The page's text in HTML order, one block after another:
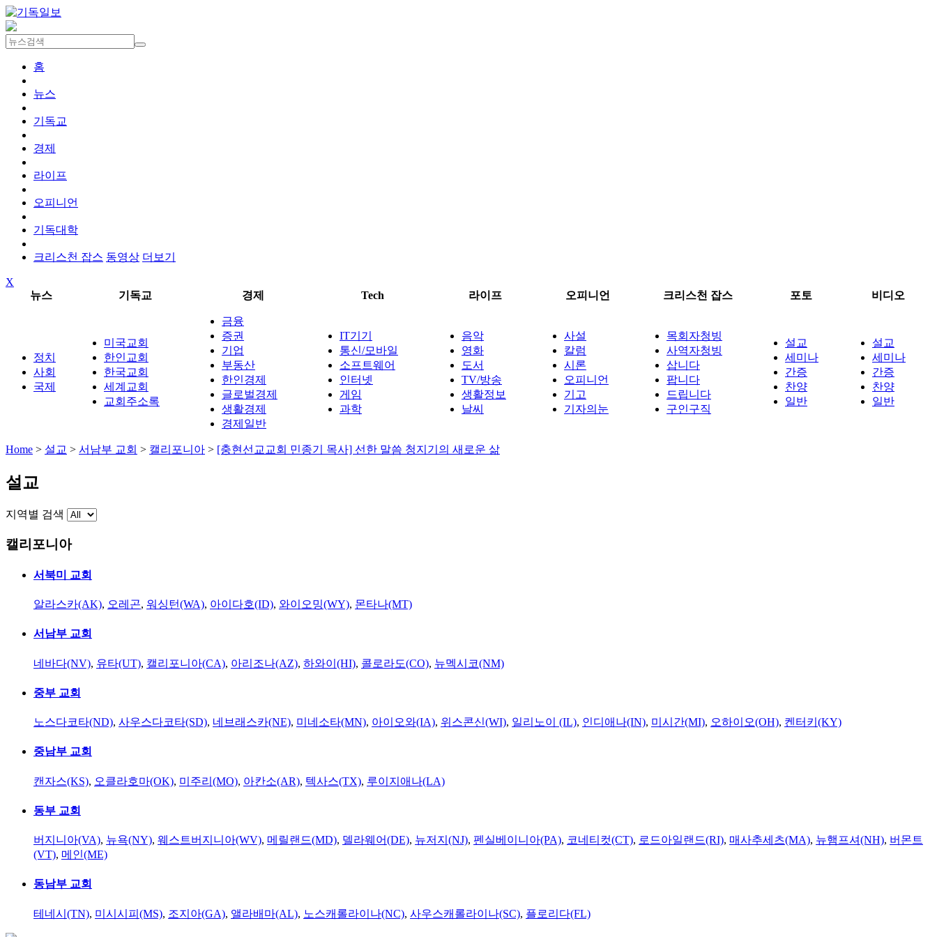
홈
뉴스
기독교
경제
라이프
오피니언
기독대학
크리스천 잡스 동영상 더보기
X
뉴스
기독교 경제 Tech 라이프 오피니언 크리스천 잡스 포토 비디오
정치
사회
국제
미국교회
한인교회
한국교회
세계교회
교회주소록
금융
증권
기업
부동산
한인경제
글로벌경제
생활경제
경제일반
IT기기
통신/모바일
소프트웨어
인터넷
게임
과학
음악
영화
도서
TV/방송
생활정보
날씨
사설
칼럼
시론
오피니언
기고
기자의눈
목회자청빙
사역자청빙
삽니다
팝니다
드립니다
구인구직
설교
세미나
간증
찬양
일반
설교
세미나
간증
찬양
일반
Home > 설교 > 서남부 교회 > 캘리포니아 > [충현선교교회 민종기 목사] 선한 말씀 청지기의 새로운 삶
설교
지역별 검색
캘리포니아
서북미 교회
알라스카(AK), 오레곤, 워싱턴(WA), 아이다호(ID), 와이오밍(WY), 몬타나(MT)
서남부 교회
네바다(NV), 유타(UT), 캘리포니아(CA), 아리조나(AZ), 하와이(HI), 콜로라도(CO), 뉴멕시코(NM)
중부 교회
노스다코타(ND), 사우스다코타(SD), 네브래스카(NE), 미네소타(MN), 아이오와(IA), 위스콘신(WI), 일리노이 (IL), 인디애나(IN), 미시간(MI), 오하이오(OH), 켄터키(KY)
중남부 교회
캔자스(KS), 오클라호마(OK), 미주리(MO), 아칸소(AR), 텍사스(TX), 루이지애나(LA)
동부 교회
버지니아(VA), 뉴욕(NY), 웨스트버지니아(WV), 메릴랜드(MD), 델라웨어(DE), 뉴저지(NJ), 펜실베이니아(PA), 코네티컷(CT), 로드아일랜드(RI), 매사추세츠(MA), 뉴햄프셔(NH), 버몬트
(VT), 메인(ME)
동남부 교회
테네시(TN), 미시시피(MS), 조지아(GA), 앨라배마(AL), 노스캐롤라이나(NC), 사우스캐롤라이나(SC), 플로리다(FL)